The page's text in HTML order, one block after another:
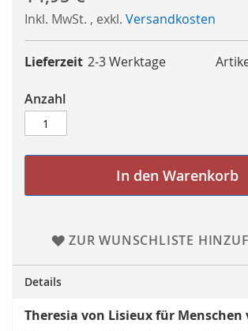
Inkl. MwSt. , exkl. Versandkosten
Lieferzeit 2-3 Werktage
Anzahl
In den Warenkorb
ZUR WUNSCHLISTE
Details
Theresia von Lisieux für Menschen